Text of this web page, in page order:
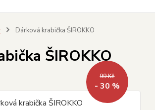
Dárková krabička ŠIROKKO
ŠIROKKO
99 Kč
- 30 %